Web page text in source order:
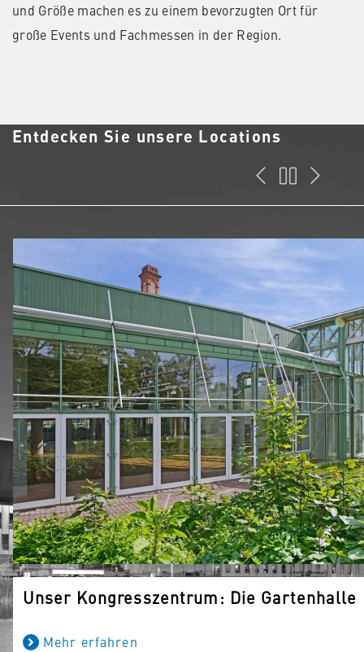
und Größe machen es zu einem bevorzugten Ort für
große Events und Fachmessen in der Region.
Entdecken Sie unsere Locations
Unser Kongresszentrum: Die Gartenhalle
Mehr erfahren